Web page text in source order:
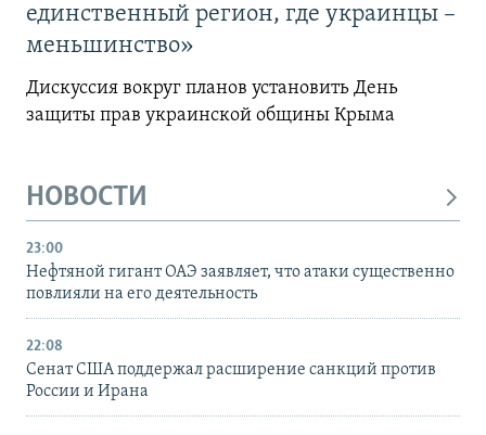
единственный регион, где украинцы –
меньшинство»
Дискуссия вокруг планов установить День
защиты прав украинской общины Крыма
НОВОСТИ
23:00
Нефтяной гигант ОАЭ заявляет, что атаки существенно
повлияли на его деятельность
22:08
Сенат США поддержал расширение санкций против
России и Ирана